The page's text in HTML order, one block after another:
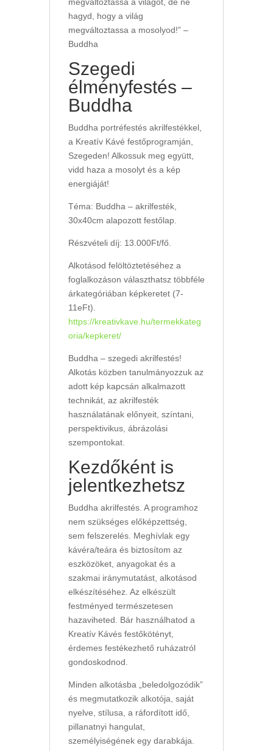
hagyd, hogy a világ
megváltoztassa a mosolyod!” –
Buddha
Szegedi
élményfestés –
Buddha
Buddha portréfestés akrilfestékkel,
a Kreatív Kávé festőprogramján,
Szegeden! Alkossuk meg együtt,
vidd haza a mosolyt és a kép
energiáját!
Téma: Buddha – akrilfesték,
30x40cm alapozott festőlap.
Részvételi díj: 13.000Ft/fő.
Alkotásod felöltöztetéséhez a
foglalkozáson választhatsz többféle
árkategóriában képkeretet (7-
11eFt).
https://kreativkave.hu/termekkateg
oria/kepkeret/
Buddha – szegedi akrilfestés!
Alkotás közben tanulmányozzuk az
adott kép kapcsán alkalmazott
technikát, az akrilfesték
használatának előnyeit, színtani,
perspektivikus, ábrázolási
szempontokat.
Kezdőként is
jelentkezhetsz
Buddha akrilfestés. A programhoz
nem szükséges előképzettség,
sem felszerelés. Meghívlak egy
kávéra/teára és biztosítom az
eszközöket, anyagokat és a
szakmai iránymutatást, alkotásod
elkészítéséhez. Az elkészült
festményed természetesen
hazaviheted. Bár használhatod a
Kreatív Kávés festőkötényt,
érdemes festékezhető ruházatról
gondoskodnod.
Minden alkotásba „beledolgozódik”
és megmutatkozik alkotója, saját
nyelve, stílusa, a ráfordított idő,
pillanatnyi hangulat,
személyiségének egy darabkája.